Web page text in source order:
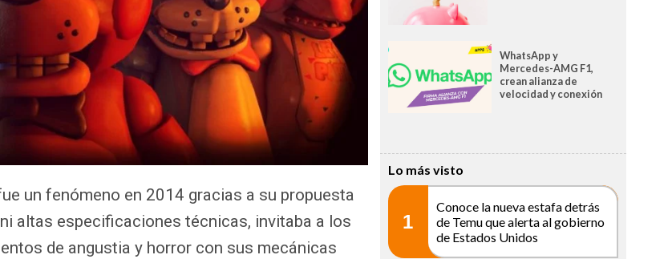
un fenómeno en 2014 gracias a su propuesta
altas especificaciones técnicas, invitaba a los
de angustia y horror con sus mecánicas
WhatsApp y
Mercedes-AMG F1,
crean alianza de
velocidad y conexión
Lo más visto
1
Conoce la nueva estafa detrás
de Temu que alerta al gobierno
de Estados Unidos